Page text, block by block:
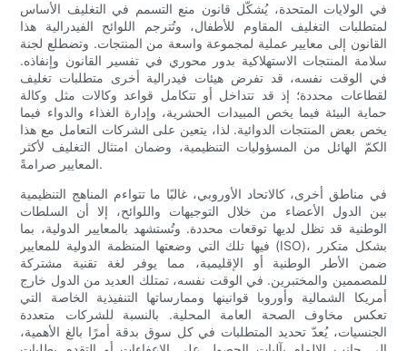
في الولايات المتحدة، يُشكّل قانون منع التسمم في التغليف الأساس
لمتطلبات التغليف المقاوم للأطفال، وتُترجم اللوائح الفيدرالية هذا
القانون إلى معايير عملية لمجموعة واسعة من المنتجات. وتضطلع لجنة
سلامة المنتجات الاستهلاكية بدور محوري في تفسير القانون وإنفاذه.
في الوقت نفسه، قد تفرض هيئات فيدرالية أخرى متطلبات تغليف
لقطاعات محددة؛ إذ قد تتداخل أو تتكامل قواعد وكالات مثل وكالة
حماية البيئة فيما يخص المبيدات الحشرية، وإدارة الغذاء والدواء فيما
يخص بعض المنتجات الدوائية. لذا، يتعين على الشركات التعامل مع هذا
الكمّ الهائل من المسؤوليات التنظيمية، وضمان امتثال التغليف لأكثر
المعايير صرامةً.
في مناطق أخرى، كالاتحاد الأوروبي، غالبًا ما تتواءم المناهج التنظيمية
بين الدول الأعضاء من خلال التوجيهات واللوائح، إلا أن السلطات
الوطنية قد تظل لديها توقعات محددة. وتُستشهد بالمعايير الدولية، بما
فيها تلك التي وضعتها المنظمة الدولية للمعايير (ISO)، بشكل متكرر
ضمن الأطر الوطنية أو الإقليمية، مما يوفر لغة تقنية مشتركة
للمصممين والمختبرين. في الوقت نفسه، تمتلك العديد من الدول خارج
أمريكا الشمالية وأوروبا قوانينها وممارساتها التنفيذية الخاصة التي
تعكس مخاوف الصحة العامة المحلية. بالنسبة للشركات متعددة
الجنسيات، يُعدّ تحديد المتطلبات في كل سوق بدقة أمرًا بالغ الأهمية،